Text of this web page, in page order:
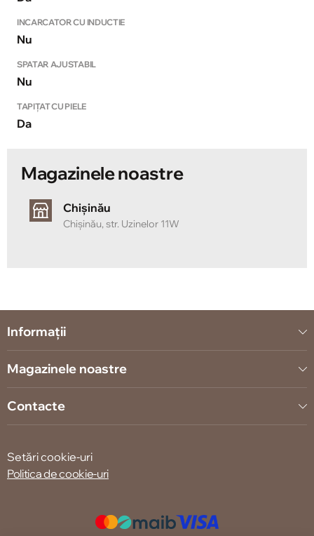
INCARCATOR CU INDUCTIE
Nu
SPATAR AJUSTABIL
Nu
TAPIȚAT CU PIELE
Da
Magazinele noastre
Chișinău
Chișinău, str. Uzinelor 11W
Informații
Magazinele noastre
Contacte
Setări cookie-uri
Politica de cookie-uri